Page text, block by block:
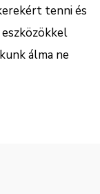
tenni és
álma ne